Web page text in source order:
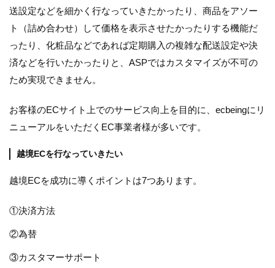
送設定などを細かく行なっていきたかったり、商品をアソー
ト（詰め合わせ）して価格を表示させたかったりする機能だ
ったり、化粧品などであれば定期購入の複雑な配送設定や決
済などを行いたかったりと、ASPではカスタマイズが不可の
ため実現できません。
お客様のECサイト上でのサービス向上を目的に、ecbeingにリ
ニューアルをいただくEC事業者様が多いです。
越境ECを行なっていきたい
越境ECを成功に導くポイントは7つあります。
①決済方法
②為替
③カスタマーサポート